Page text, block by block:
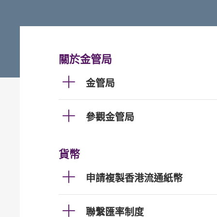
關於金管局
金管局
參觀金管局
貨幣
申請複製香港流通紙幣
聯繫匯率制度